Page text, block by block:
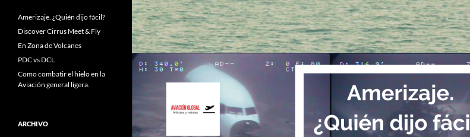
Amerizaje. ¿Quién dijo fácil?
Discover Cirrus Meet & Fly
En Zona de Volcanes
PDC vs DCL
Como combatir el hielo en la
Aviación general ligera.
ARCHIVO